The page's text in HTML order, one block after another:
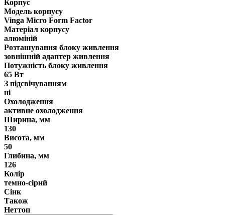
Корпус
Модель корпусу
Vinga Micro Form Factor
Матеріал корпусу
алюміній
Розташування блоку живлення
зовнішній адаптер живлення
Потужність блоку живлення
65 Вт
З підсвічуванням
ні
Охолодження
активне охолодження
Ширина, мм
130
Висота, мм
50
Глибина, мм
126
Колір
темно-сірий
Сінк
Також
Неттоп